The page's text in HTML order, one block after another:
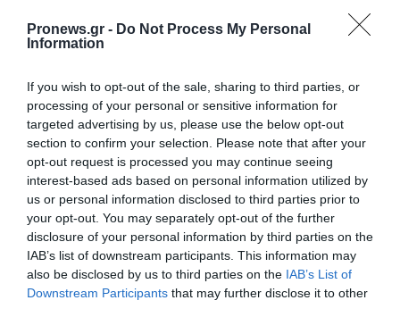
Pronews.gr - Do Not Process My Personal
Information
If you wish to opt-out of the sale, sharing to third parties, or
processing of your personal or sensitive information for
targeted advertising by us, please use the below opt-out
section to confirm your selection. Please note that after your
opt-out request is processed you may continue seeing
interest-based ads based on personal information utilized by
us or personal information disclosed to third parties prior to
your opt-out. You may separately opt-out of the further
disclosure of your personal information by third parties on the
IAB’s list of downstream participants. This information may
also be disclosed by us to third parties on the IAB’s List of
Downstream Participants that may further disclose it to other
Η βιταμίνη C παίζει σημαντικό
ρόλο στη
διατήρηση ενός υγιούς
ανοσοποιητικού συστήματος. Αν και
δεν έχει αποδειχθεί ότιπρολαμβάνει το
κρυολόγημα, έχει φανεί ότι μειώνει τη
σοβαρότητά του. Έχει συσχετιστεί
επίσης και μεαντιμικροβιακά οφέλη–
πράγμα που σημαίνει ότιβοηθά στην
καταπολέμηση επιβλαβών
βακτηρίων καιιώνπου μπορεί να
προκαλέσουν λοιμώξεις. Επειδή η